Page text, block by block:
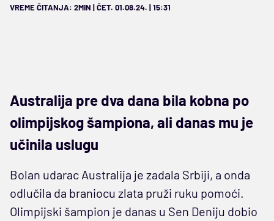
VREME ČITANJA: 2MIN | ČET. 01.08.24. | 15:31
Australija pre dva dana bila kobna po
olimpijskog šampiona, ali danas mu je
učinila uslugu
Bolan udarac Australija je zadala Srbiji, a onda
odlučila da braniocu zlata pruži ruku pomoći.
Olimpijski šampion je danas u Sen Deniju dobio